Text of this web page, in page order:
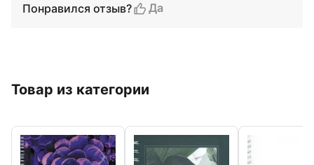
Понравился отзыв?
Да
Товар из категории